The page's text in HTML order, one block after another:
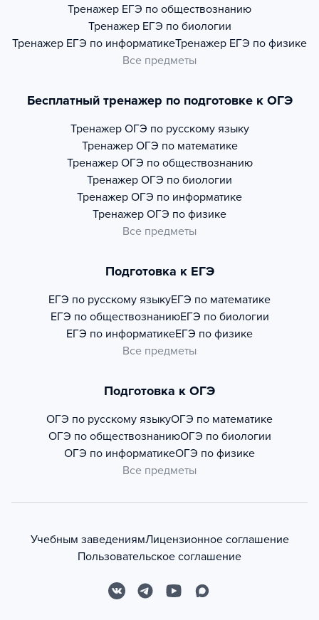
Тренажер ЕГЭ по обществознанию
Тренажер ЕГЭ по биологии
Тренажер ЕГЭ по информатикеТренажер ЕГЭ по физике
Все предметы
Бесплатный тренажер по подготовке к ОГЭ
Тренажер ОГЭ по русскому языку
Тренажер ОГЭ по математике
Тренажер ОГЭ по обществознанию
Тренажер ОГЭ по биологии
Тренажер ОГЭ по информатике
Тренажер ОГЭ по физике
Все предметы
Подготовка к ЕГЭ
ЕГЭ по русскому языкуЕГЭ по математике
ЕГЭ по обществознаниюЕГЭ по биологии
ЕГЭ по информатикеЕГЭ по физике
Все предметы
Подготовка к ОГЭ
ОГЭ по русскому языкуОГЭ по математике
ОГЭ по обществознаниюОГЭ по биологии
ОГЭ по информатикеОГЭ по физике
Все предметы
Учебным заведениямЛицензионное соглашение
Пользовательское соглашение